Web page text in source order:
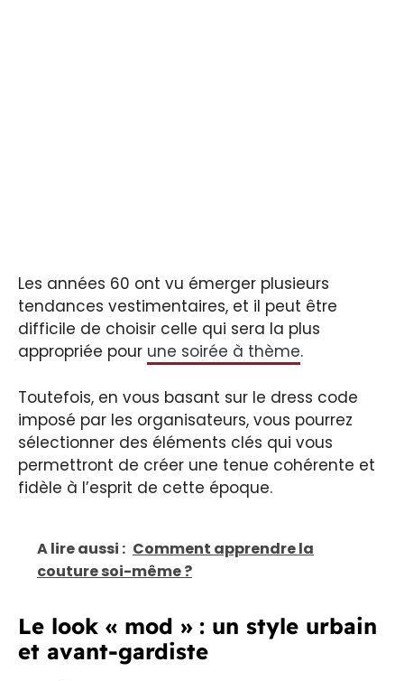
Les années 60 ont vu émerger plusieurs
tendances vestimentaires, et il peut être
difficile de choisir celle qui sera la plus
appropriée pour une soirée à thème.
Toutefois, en vous basant sur le dress code
imposé par les organisateurs, vous pourrez
sélectionner des éléments clés qui vous
permettront de créer une tenue cohérente et
fidèle à l’esprit de cette époque.
A lire aussi : Comment apprendre la
couture soi-même ?
Le look « mod » : un style urbain
et avant-gardiste